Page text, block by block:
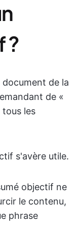
?
de la
de «
les
s'avère utile.
objectif ne
le contenu,
phrase